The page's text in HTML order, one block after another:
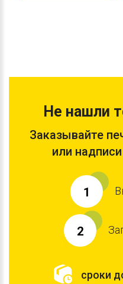
Не нашли
Заказывайте
или
1
2
сроки